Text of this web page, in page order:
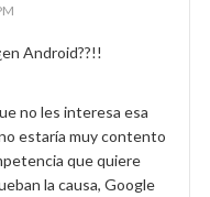
Android??!!
no les interesa esa
estaría muy contento
que quiere
la causa, Google